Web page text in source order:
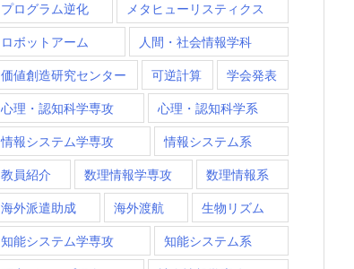
プログラム逆化 メタヒューリスティクス
ロボットアーム 人間・社会情報学科
価値創造研究センター 可逆計算 学会発表
心理・認知科学専攻 心理・認知科学系
情報システム学専攻 情報システム系
教員紹介 数理情報学専攻 数理情報系
海外派遣助成 海外渡航 生物リズム
知能システム学専攻 知能システム系